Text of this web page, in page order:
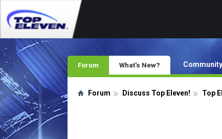
Forum Community
What's New?
Forum Discuss Top Eleven! Top